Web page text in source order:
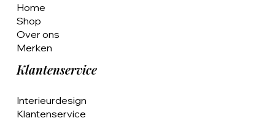
Home
Shop
Over ons
Merken
Klantenservice
Interieurdesign
Klantenservice